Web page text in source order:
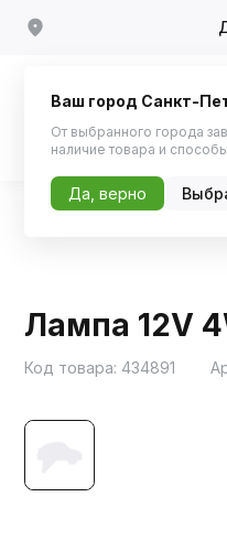
Лампа 12V
Код товара: 434891
Ваш город Санкт-
От выбранного города
наличие товара и
Да, верно